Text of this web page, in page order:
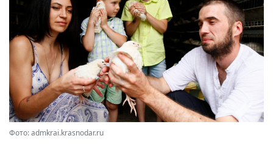
Фото: admkrai.krasnodar.ru